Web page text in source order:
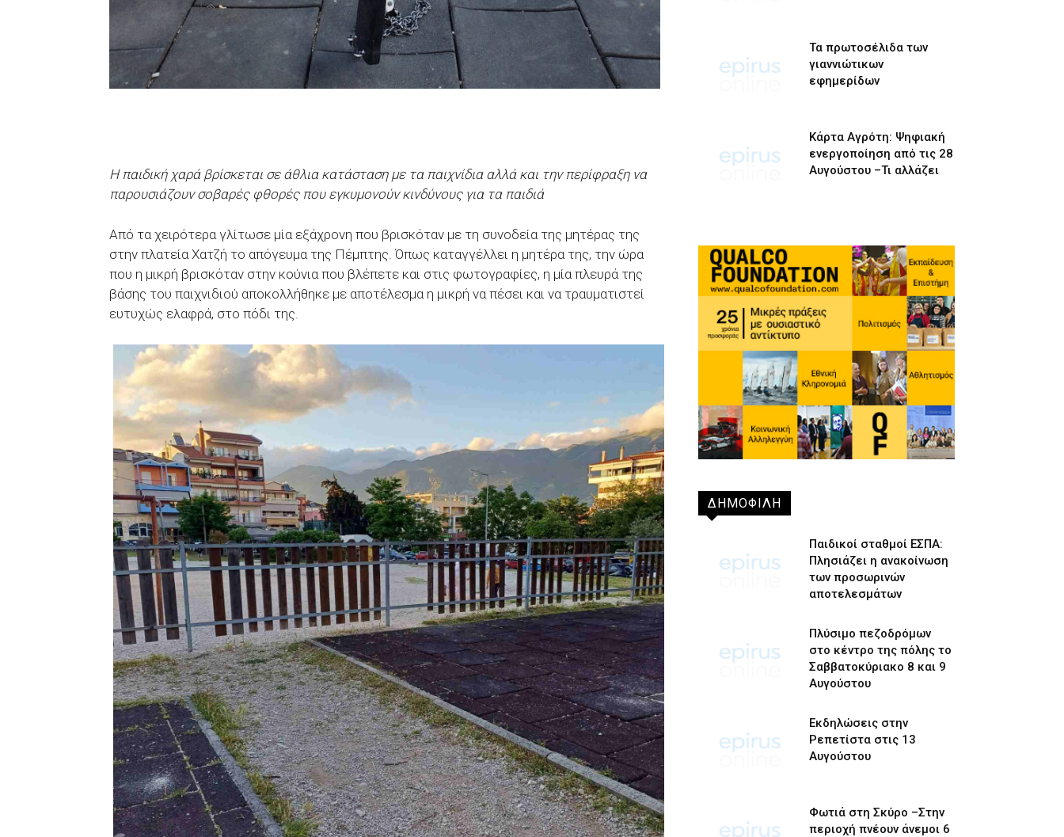
Η παιδική χαρά βρίσκεται σε άθλια κατάσταση με τα παιχνίδια αλλά και την περίφραξη να
παρουσιάζουν σοβαρές φθορές που εγκυμονούν κινδύνους για τα παιδιά
Από τα χειρότερα γλίτωσε μία εξάχρονη που βρισκόταν με τη συνοδεία της μητέρας της
στην πλατεία Χατζή το απόγευμα της Πέμπτης. Όπως καταγγέλλει η μητέρα της, την ώρα
που η μικρή βρισκόταν στην κούνια που βλέπετε και στις φωτογραφίες, η μία πλευρά της
βάσης του παιχνιδιού αποκολλήθηκε με αποτέλεσμα η μικρή να πέσει και να τραυματιστεί
ευτυχώς ελαφρά, στο πόδι της.
Τα πρωτοσέλιδα των
γιαννιώτικων
εφημερίδων
Κάρτα Αγρότη: Ψηφιακή
ενεργοποίηση από τις 28
Αυγούστου –Τι αλλάζει
ΔΗΜΟΦΙΛΗ
Παιδικοί σταθμοί ΕΣΠΑ:
Πλησιάζει η ανακοίνωση
των προσωρινών
αποτελεσμάτων
Πλύσιμο πεζοδρόμων
στο κέντρο της πόλης το
Σαββατοκύριακο 8 και 9
Αυγούστου
Εκδηλώσεις στην
Ρεπετίστα στις 13
Αυγούστου
Φωτιά στη Σκύρο –Στην
περιοχή πνέουν άνεμοι 6